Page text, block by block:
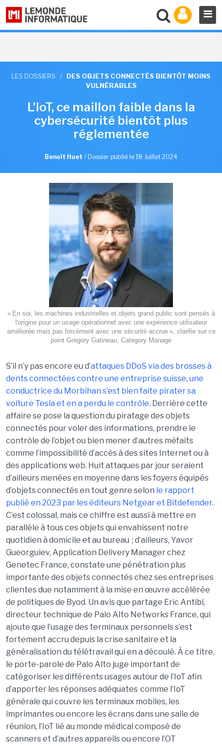
LES DOSSIERS /
DES OBJETS CONNECTÉS BIENTÔT MOINS
VULNÉRABLES
L'IoT, ce maillon faible dans la
cybersécurité bientôt plus
réglementée
Benoît Huet / Dossier publié le 18 Juillet 2024
« En soi, les machines industrielles et objets grand public sont pensés à
l'origine pour un usage opérationnel avec une expérience utilisateur
améliorée mais pas forcément avec une sécurité accrue », clarifie sur ce
point Grégory Gatineau, Category Manage
S’il n’y pas encore eu d’attaques DDoS via des brosses à
dents connectées contre une entreprise suisse, une
conductrice du Morbihan s’est bien faite pirater sa
voiture Tesla et en a perdu le contrôle. Derrière cette
affaire se pose la question du piratage des objets
connectés pour voler des informations, prendre le
contrôle de l’objet ou bien mener d’autres méfaits
comme l’impossibilité d’accès à des sites Internet ou à
des applications web. Huit attaques par jour seraient
d’ailleurs menées en moyenne dans les foyers équipés
d’objets connectés en tout genre selon le rapport
publié en 2023 par les éditeurs Netgear et Bitdefender.
C’est colossal, mais ce chiffre est aussi à mettre en
parallèle à tous ces objets qui envahissent notre
quotidien à domicile et au bureau ; d’ailleurs, Yavor
Gueorguiev, Application Delivery Manager chez
Genetec France, constate une pénétration plus
importante des objets connectés chez ses entreprises
clientes due notamment à la mise en œuvre accélérée
de politiques de Byod. Un avis que partage Eric Antibi,
directeur technique de Palo Alto Networks France, qui
ajoute que l’usage des terminaux personnels s’est
fortement accru depuis la crise sanitaire et la
généralisation du télétravail qui en a découlé. À ce titre,
le porte-parole de Palo Alto juge important de
catégoriser les différents usages autour de l’IoT afin
d’apporter les réponses adéquates comme l’IoT
générale qui couvre les terminaux mobiles, les
imprimantes ou encore les écrans dans une salle de
réunion, l’IoT lié au monde médical composé de
scanners et d’autres appareils ou encore l’OT